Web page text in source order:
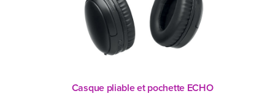
Casque pliable et pochette ECHO